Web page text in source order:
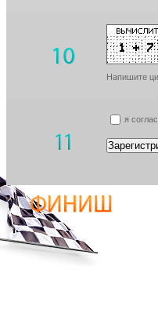
Напишите
я